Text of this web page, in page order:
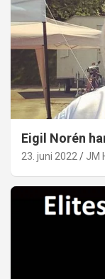
Eigil Norén
23. juni 2022 JM